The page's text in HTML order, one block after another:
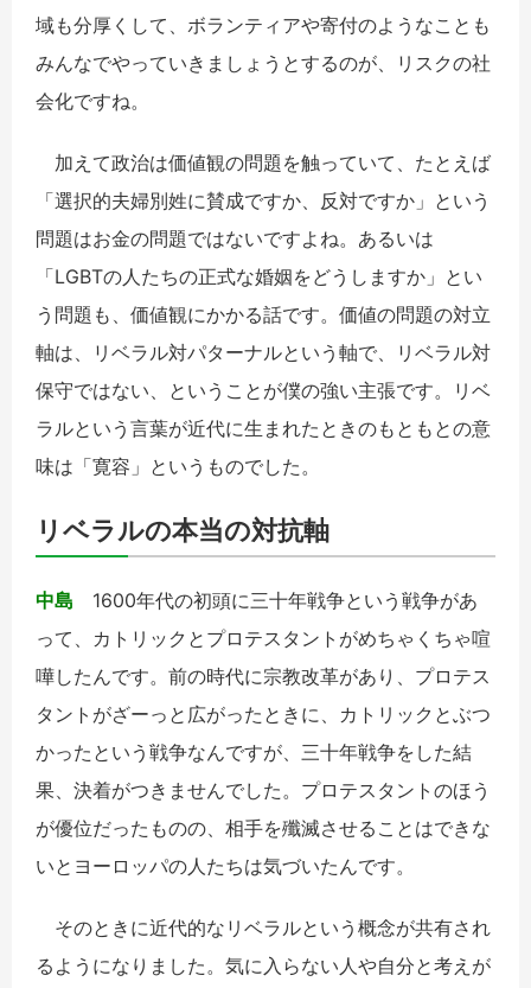
域も分厚くして、ボランティアや寄付のようなことも
みんなでやっていきましょうとするのが、リスクの社
会化ですね。
加えて政治は価値観の問題を触っていて、たとえば
「選択的夫婦別姓に賛成ですか、反対ですか」という
問題はお金の問題ではないですよね。あるいは
「LGBTの人たちの正式な婚姻をどうしますか」とい
う問題も、価値観にかかる話です。価値の問題の対立
軸は、リベラル対パターナルという軸で、リベラル対
保守ではない、ということが僕の強い主張です。リベ
ラルという言葉が近代に生まれたときのもともとの意
味は「寛容」というものでした。
リベラルの本当の対抗軸
中島 1600年代の初頭に三十年戦争という戦争があ
って、カトリックとプロテスタントがめちゃくちゃ喧
嘩したんです。前の時代に宗教改革があり、プロテス
タントがざーっと広がったときに、カトリックとぶつ
かったという戦争なんですが、三十年戦争をした結
果、決着がつきませんでした。プロテスタントのほう
が優位だったものの、相手を殲滅させることはできな
いとヨーロッパの人たちは気づいたんです。
そのときに近代的なリベラルという概念が共有され
るようになりました。気に入らない人や自分と考えが